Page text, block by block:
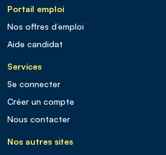
Portail emploi
Nos offres d’emploi
Aide candidat
Services
Se connecter
Créer un compte
Nous contacter
Nos autres sites